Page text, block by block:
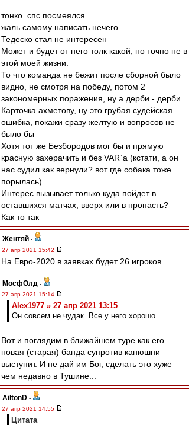
тонко. спс посмеялся
жаль самому написать нечего
Тедеско стал не интересен
Может и будет от него толк какой, но точно не в
этой моей жизни.
То что команда не бежит после сборной было
видно, не смотря на победу, потом 2
закономерных поражения, ну а дерби - дерби
Карточка ахметову, ну это грубая судейская
ошибка, покажи сразу желтую и вопросов не
было бы
Хотя тот же Безбородов мог бы и прямую
красную захерачить и без VAR`а (кстати, а он
нас судил как вернули? вот где собака тоже
порылась)
Интерес вызывает только куда пойдет в
оставшихся матчах, вверх или в пропасть?
Как то так
Жентяй -
27 апр 2021 15:42
На Евро-2020 в заявках будет 26 игроков.
МосфОлд -
27 апр 2021 15:14
Alex1977 » 27 апр 2021 13:15
Он совсем не чудак. Все у него хорошо.
Вот и поглядим в ближайшем туре как его
новая (старая) банда супротив канюшни
выступит. И не дай им Бог, сделать это хуже
чем недавно в Тушине...
AiltonD -
27 апр 2021 14:55
Цитата